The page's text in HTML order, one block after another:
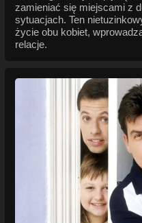
zamieniać się miejscami z
sytuacjach. Ten
życie obu kobiet,
relacje.